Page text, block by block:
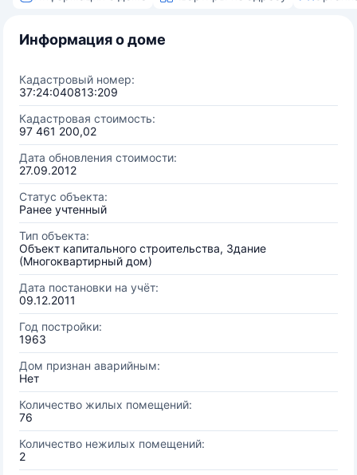
Информация о доме
Кадастровый номер:
37:24:040813:209
Кадастровая стоимость:
97 461 200,02
Дата обновления стоимости:
27.09.2012
Статус объекта:
Ранее учтенный
Тип объекта:
Объект капитального строительства, Здание
(Многоквартирный дом)
Дата постановки на учёт:
09.12.2011
Год постройки:
1963
Дом признан аварийным:
Нет
Количество жилых помещений:
76
Количество нежилых помещений:
2